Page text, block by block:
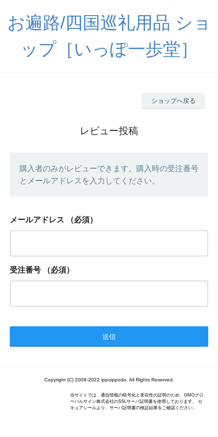
お遍路/四国巡礼用品 ショ
ップ［いっぽ一歩堂］
ショップへ戻る
レビュー投稿
購入者のみがレビューできます。購入時の受注番号
とメールアドレスを入力してください。
メールアドレス （必須）
受注番号 （必須）
Copyright (C) 2008-2022 ippoippodo. All Rights Reserved.
当サイトでは、通信情報の暗号化と実在性の証明のため、GMOグロ
ーバルサイン株式会社のSSLサーバ証明書を使用しております。 セ
キュアシールより、サーバ証明書の検証結果をご確認ください。